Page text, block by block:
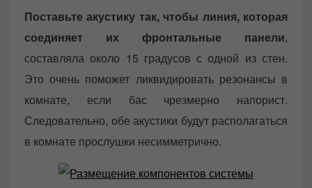
Поставьте акустику так, чтобы линия, которая
соединяет их фронтальные панели,
составляла около 15 градусов с одной из стен.
Это очень поможет ликвидировать резонансы в
комнате, если бас чрезмерно напорист.
Следовательно, обе акустики будут располагаться
в комнате прослушки несимметрично.